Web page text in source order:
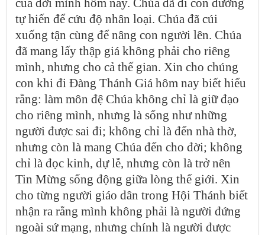
của đời mình hôm nay. Chúa đã đi con đường
tự hiến để cứu độ nhân loại. Chúa đã cúi
xuống tận cùng để nâng con người lên. Chúa
đã mang lấy thập giá không phải cho riêng
mình, nhưng cho cả thế gian. Xin cho chúng
con khi đi Đàng Thánh Giá hôm nay biết hiểu
rằng: làm môn đệ Chúa không chỉ là giữ đạo
cho riêng mình, nhưng là sống như những
người được sai đi; không chỉ là đến nhà thờ,
nhưng còn là mang Chúa đến cho đời; không
chỉ là đọc kinh, dự lễ, nhưng còn là trở nên
Tin Mừng sống động giữa lòng thế giới. Xin
cho từng người giáo dân trong Hội Thánh biết
nhận ra rằng mình không phải là người đứng
ngoài sứ mạng, nhưng chính là người được